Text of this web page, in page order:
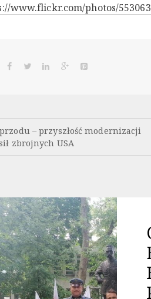
www.flickr.com/photos/
– przyszłość modernizacji
zbrojnych USA